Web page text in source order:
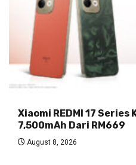
Xiaomi REDMI 17
7,500mAh Dari RM669
August 8, 2026